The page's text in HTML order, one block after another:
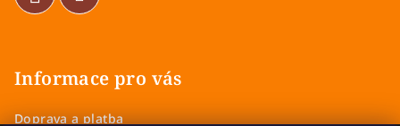
Informace pro vás
Doprava a platba